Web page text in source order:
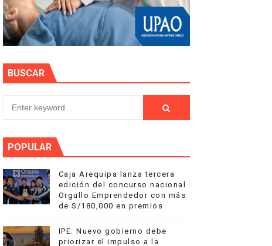
BUSCAR
POPULAR
Caja Arequipa lanza tercera
edición del concurso nacional
Orgullo Emprendedor con más
de S/180,000 en premios
IPE: Nuevo gobierno debe
priorizar el impulso a la